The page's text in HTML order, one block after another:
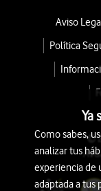
Aviso
Política
©
Ya
Como sabes,
analizar tus
experiencia de
adaptada a tus